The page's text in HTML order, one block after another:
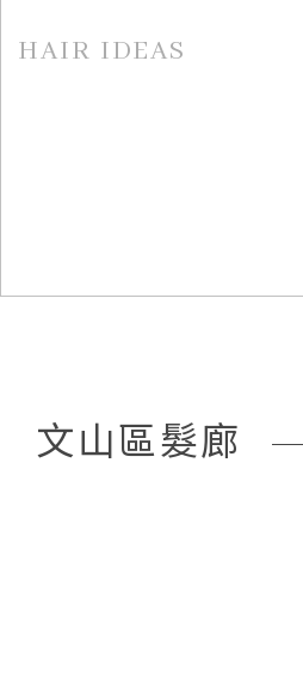
HAIR IDEAS
文山區髮廊